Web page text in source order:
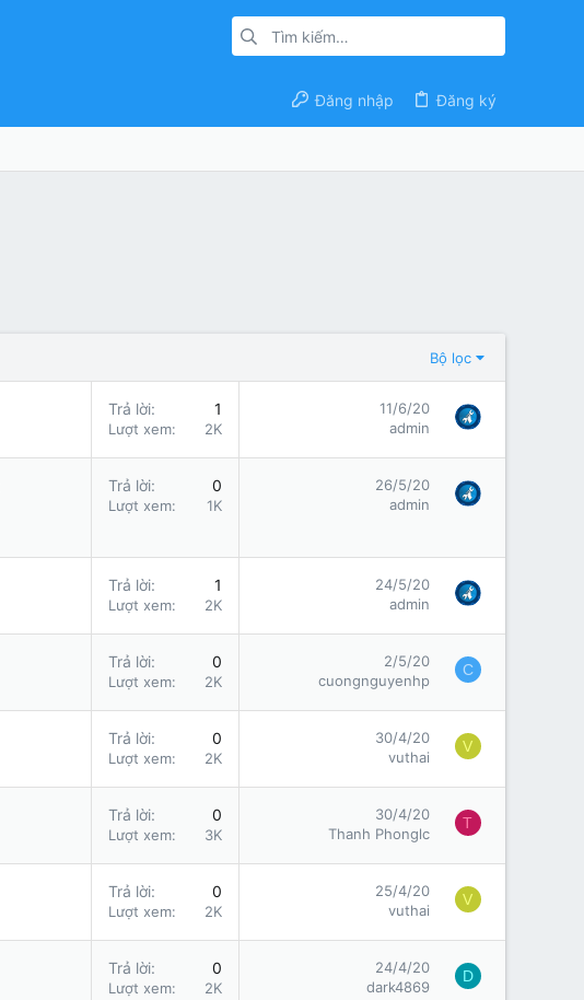
Đăng nhập Đăng ký
Bộ lọc
Trả lời 1
Lượt xem 2K
11/6/20
admin
Trả lời 0
Lượt xem 1K
26/5/20
admin
Trả lời 1
Lượt xem 2K
24/5/20
admin
Trả lời 0
Lượt xem 2K
2/5/20
cuongnguyenhp
C
Trả lời 0
Lượt xem 2K
30/4/20
vuthai
V
Trả lời 0
Lượt xem 3K
30/4/20
Thanh Phonglc
T
Trả lời 0
Lượt xem 2K
25/4/20
vuthai
V
Trả lời 0
Lượt xem 2K
24/4/20
dark4869
D